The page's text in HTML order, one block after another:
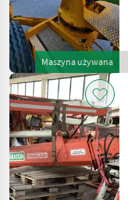
Maszyna używana